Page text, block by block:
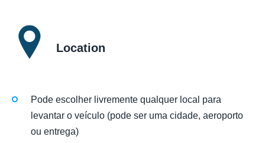
Location
Pode escolher livremente qualquer local para
levantar o veículo (pode ser uma cidade, aeroporto
ou entrega)